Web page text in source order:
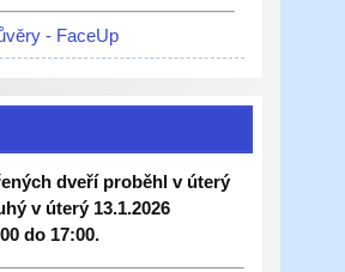
- FaceUp
dveří proběhl v úterý
v úterý 13.1.2026
do 17:00.